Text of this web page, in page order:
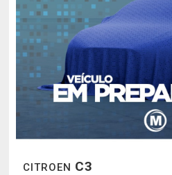
CITROEN C3